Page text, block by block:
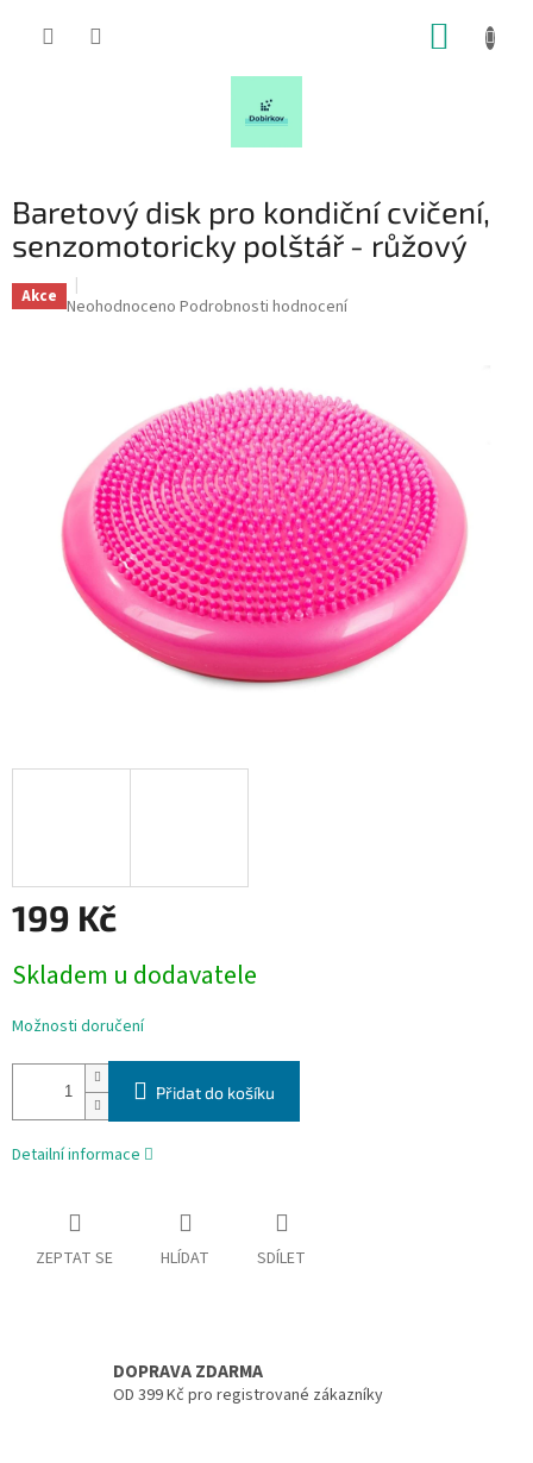
Baretový disk pro kondiční cvičení,
senzomotoricky polštář - růžový
Akce Průměrné
hvězdiček.
Neohodnoceno Podrobnosti hodnocení
199 Kč
cena:
Skladem u dodavatele
Možnosti doručení
Přidat do košíku
Detailní informace
ZEPTAT SE HLÍDAT SDÍLET
DOPRAVA ZDARMA
OD 399 Kč pro registrované zákazníky